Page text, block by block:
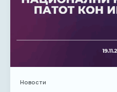
Новости